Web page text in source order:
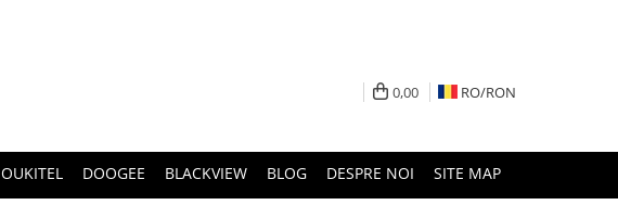
0,00 RO/RON
OUKITEL DOOGEE BLACKVIEW BLOG DESPRE NOI SITE MAP